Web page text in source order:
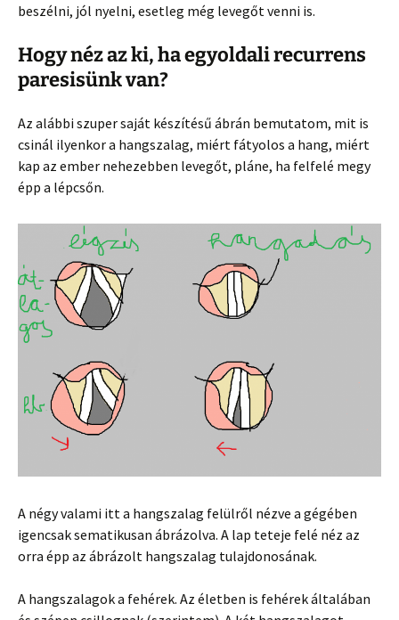
beszélni, jól nyelni, esetleg még levegőt venni is.
Hogy néz az ki, ha egyoldali recurrens
paresisünk van?
Az alábbi szuper saját készítésű ábrán bemutatom, mit is
csinál ilyenkor a hangszalag, miért fátyolos a hang, miért
kap az ember nehezebben levegőt, pláne, ha felfelé megy
épp a lépcsőn.
A négy valami itt a hangszalag felülről nézve a gégében
igencsak sematikusan ábrázolva. A lap teteje felé néz az
orra épp az ábrázolt hangszalag tulajdonosának.
A hangszalagok a fehérek. Az életben is fehérek általában